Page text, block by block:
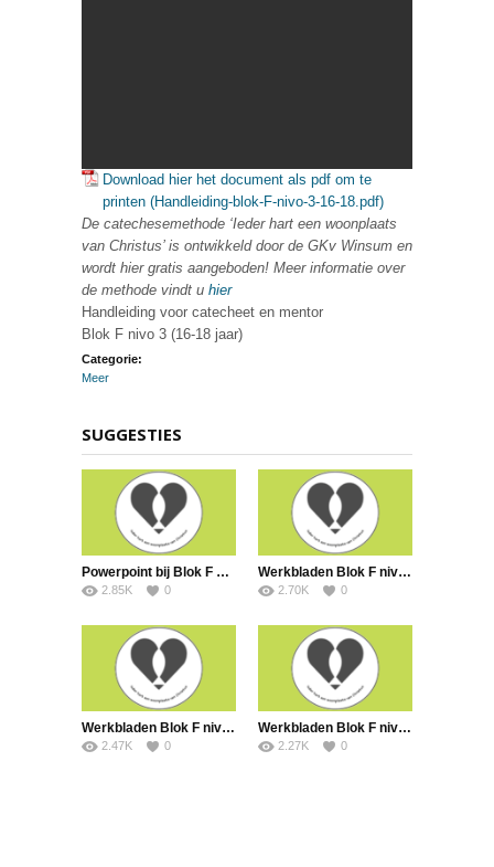
Download hier het document als pdf om te
printen (Handleiding-blok-F-nivo-3-16-18.pdf)
De catechesemethode ‘Ieder hart een woonplaats
van Christus’ is ontwikkeld door de GKv Winsum en
wordt hier gratis aangeboden! Meer informatie over
de methode vindt u hier
Handleiding voor catecheet en mentor
Blok F nivo 3 (16-18 jaar)
Categorie:
Meer
SUGGESTIES
Powerpoint bij Blok F nivo 1 les 8
2.85K 0
Werkbladen Blok F nivo 3
2.70K 0
Werkbladen Blok F nivo 2
2.47K 0
Werkbladen Blok F nivo 1
2.27K 0